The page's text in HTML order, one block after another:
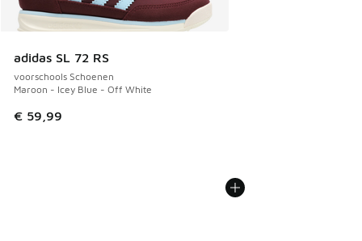
adidas SL 72 RS
voorschools Schoenen
Maroon - Icey Blue - Off White
€ 59,99